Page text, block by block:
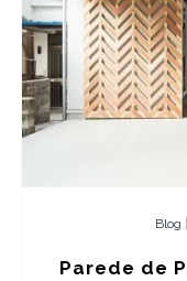
Blog |
Parede de